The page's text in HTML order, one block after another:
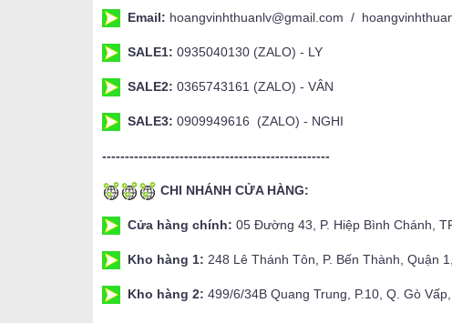
Email: hoangvinhthuanlv@gmail.com /
SALE1: 0935040130 (ZALO) - LY
SALE2: 0365743161 (ZALO) - VÂN
SALE3: 0909949616 (ZALO) - NGHI
--------------------------------------------------
CHI NHÁNH CỬA HÀNG:
Cửa hàng chính: 05 Đường 43, P. Hiệp Bình Chánh,
Kho hàng 1: 248 Lê Thánh Tôn, P. Bến Thành, Quận
Kho hàng 2: 499/6/34B Quang Trung, P.10, Q. Gò